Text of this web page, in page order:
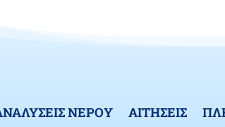
ΝΕΡΟΥ ΑΙΤΗΣΕΙΣ